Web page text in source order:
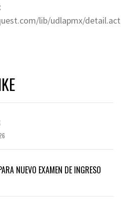
lib/udlapmx/
NUEVO EXAMEN DE INGRESO